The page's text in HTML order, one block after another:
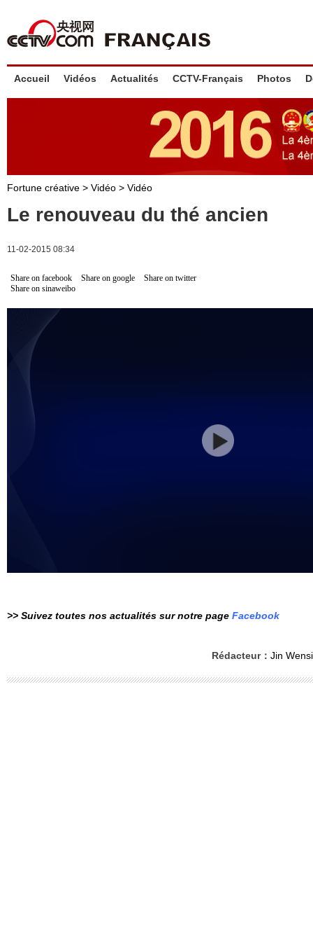
Accueil Vidéos Actualités CCTV-Français Photos
Fortune créative > Vidéo > Vidéo
Le renouveau du thé ancien
11-02-2015 08:34
Share on facebook Share on google
Share on twitter
Share on sinaweibo
>> Suivez toutes nos actualités sur notre page Facebook
Rédacteur： Jin Wensi